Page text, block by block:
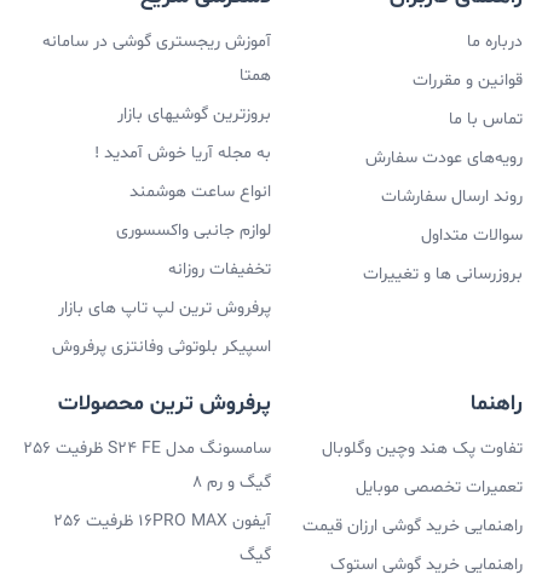
درباره ما
قوانین و مقررات
تماس با ما
رویه‌های عودت سفارش
روند ارسال سفارشات
سوالات متداول
بروزرسانی ها و تغییرات
آموزش ریجستری گوشی در سامانه
همتا
بروزترین گوشیهای بازار
به مجله آریا خوش آمدید !
انواع ساعت هوشمند
لوازم جانبی واکسسوری
تخفیفات روزانه
پرفروش ترین لپ تاپ های بازار
اسپیکر بلوتوثی وفانتزی پرفروش
راهنما
تفاوت پک هند وچین وگلوبال
تعمیرات تخصصی موبایل
راهنمایی خرید گوشی ارزان قیمت
راهنمایی خرید گوشی استوک
پرفروش ترین محصولات
سامسونگ مدل S24 FE ظرفیت 256
گیگ و رم 8
آیفون 16PRO MAX ظرفیت 256
گیگ